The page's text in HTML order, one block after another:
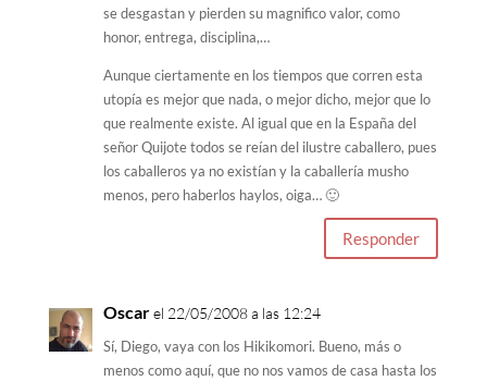
se desgastan y pierden su magnifico valor, como
honor, entrega, disciplina,…
Aunque ciertamente en los tiempos que corren esta
utopía es mejor que nada, o mejor dicho, mejor que lo
que realmente existe. Al igual que en la España del
señor Quijote todos se reían del ilustre caballero, pues
los caballeros ya no existían y la caballería musho
menos, pero haberlos haylos, oiga… 🙂
Responder
Oscarel 22/05/2008 a las 12:24
Sí, Diego, vaya con los Hikikomori. Bueno, más o
menos como aquí, que no nos vamos de casa hasta los